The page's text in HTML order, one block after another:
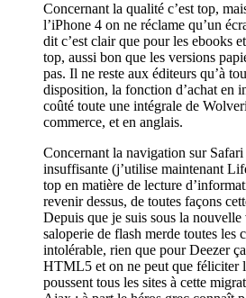
Concernant la qualité c’est top,
l’iPhone 4 on ne réclame qu’un
dit c’est clair que pour les ebooks
top, aussi bon que les versions
pas. Il ne reste aux éditeurs qu’à
disposition, la fonction d’achat en
coûté toute une intégrale de
commerce, et en anglais.
Concernant la navigation sur
insuffisante (j’utilise maintenant
top en matière de lecture
revenir dessus, de toutes façons
Depuis que je suis sous la
saloperie de flash merde toutes les
intolérable, rien que pour Deezer
HTML5 et on ne peut que féliciter
poussent tous les sites à cette